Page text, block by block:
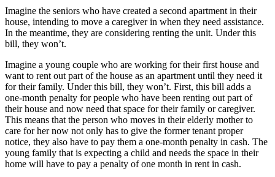
Imagine the seniors who have created a second apartment in their
house, intending to move a caregiver in when they need assistance.
In the meantime, they are considering renting the unit. Under this
bill, they won’t.
Imagine a young couple who are working for their first house and
want to rent out part of the house as an apartment until they need it
for their family. Under this bill, they won’t. First, this bill adds a
one-month penalty for people who have been renting out part of
their house and now need that space for their family or caregiver.
This means that the person who moves in their elderly mother to
care for her now not only has to give the former tenant proper
notice, they also have to pay them a one-month penalty in cash. The
young family that is expecting a child and needs the space in their
home will have to pay a penalty of one month in rent in cash.